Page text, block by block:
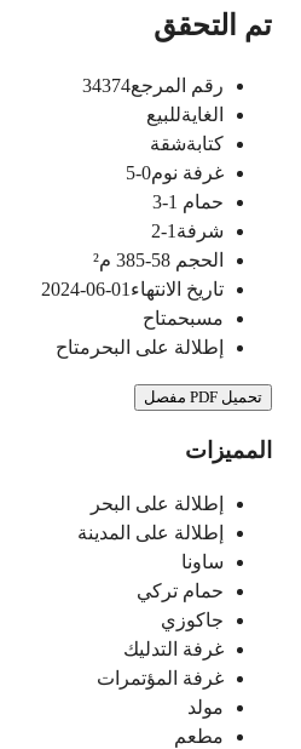
تم التحقق
رقم المرجع34374
الغايةللبيع
كتابةشقة
غرفة نوم0-5
حمام 1-3
شرفة 1-2
الحجم 58-385
م²
تاريخ الانتهاء 01-06-2024
مسبحمتاح
إطلالة على البحر متاح
تحميل PDF مفصل
المميزات
إطلالة على البحر
إطلالة على المدينة
ساونا
حمام تركي
جاكوزي
غرفة التدليك
غرفة المؤتمرات
مولد
مطعم